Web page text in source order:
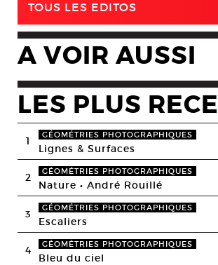
TOUS LES EDITOS
A VOIR AUSSI
LES PLUS
1 GÉOMÉTRIES PHOTOGRAPHIQUES
Lignes & Surfaces
2 GÉOMÉTRIES PHOTOGRAPHIQUES
Nature • André Rouillé
3 GÉOMÉTRIES PHOTOGRAPHIQUES
Escaliers
4 GÉOMÉTRIES PHOTOGRAPHIQUES
Bleu du ciel